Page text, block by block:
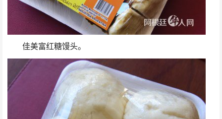
佳美富红糖馒头。